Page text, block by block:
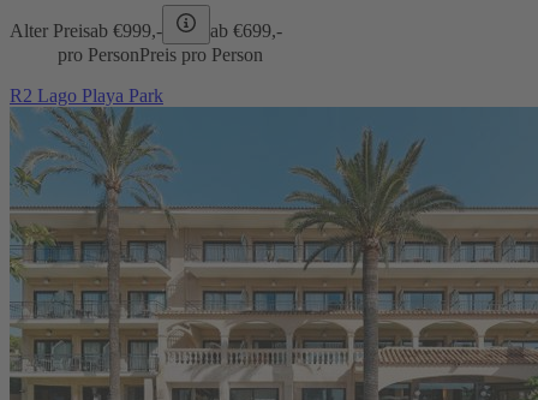
Alter Preisab €999,- ab €699,-
pro PersonPreis pro Person
R2 Lago Playa Park